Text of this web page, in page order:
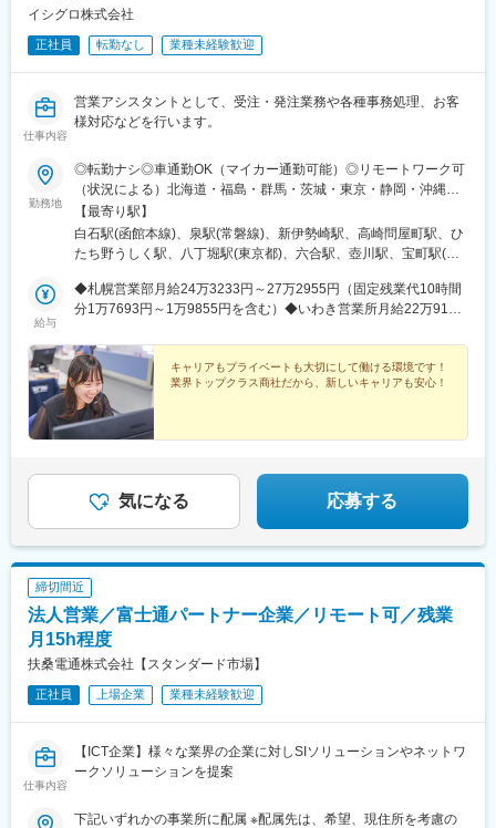
イシグロ株式会社
正社員 転勤なし 業種未経験歓迎
仕事内容
営業アシスタントとして、受注・発注業務や各種事務処理、お客
様対応などを行います。
勤務地
◎転勤ナシ◎車通勤OK（マイカー通勤可能）◎リモートワーク可
（状況による）北海道・福島・群馬・茨城・東京・静岡・沖縄の
いずれかの拠点◆札幌営業部北海道札幌市白石区菊水元町2条1-
27◆いわき営業所福島県いわき市泉町滝尻字橋本50-10◆群馬支
店群馬県伊勢崎市日乃出町711-1◆高崎営業所群馬県高崎市問屋町
都圏第一ブロック）東京都中央区八丁堀4-5-8◆首都圏第二ブロッ
ク東京都中央区八丁堀4-9-4◆島田営業所静岡県島田市阪本204－
【最寄り駅】
白石駅(函館本線)、泉駅(常磐線)、新伊勢崎駅、高崎問屋町駅、ひ
たち野うしく駅、八丁堀駅(東京都)、六合駅、壺川駅、宝町駅(東
給与
◆札幌営業部月給24万3233円～27万2955円（固定残業代10時間
分1万7693円～1万9855円を含む）◆いわき営業所月給22万9170
含む）◆群馬支店、高崎営業所、つくば支店月給23万5986円～26
万4327円（固定残業代10時間分1万7166円～1万9227円を含む）
◆東京本社（首都圏第一ブロック）・首都圏第二ブロック月給25
万480円～28万1582円（固定残業代10時間分1万8220円～2万482
円を含む）◆島田営業所月給24万3233円～27万2955円（固定残
8631円を含む）※固定残業代の超過分は別途支給します
キャリアもプライベートも大切にして働ける環境です！
業界トップクラス商社だから、新しいキャリアも安心！
気になる 応募する
締切間近
法人営業／富士通パートナー企業／リモート可／残業
月15h程度
扶桑電通株式会社【スタンダード市場】
正社員 上場企業 業種未経験歓迎
仕事内容
【ICT企業】様々な業界の企業に対しSIソリューションやネットワ
ークソリューションを提案
下記いずれかの事業所に配属 ※配属先は、希望、現住所を考慮の